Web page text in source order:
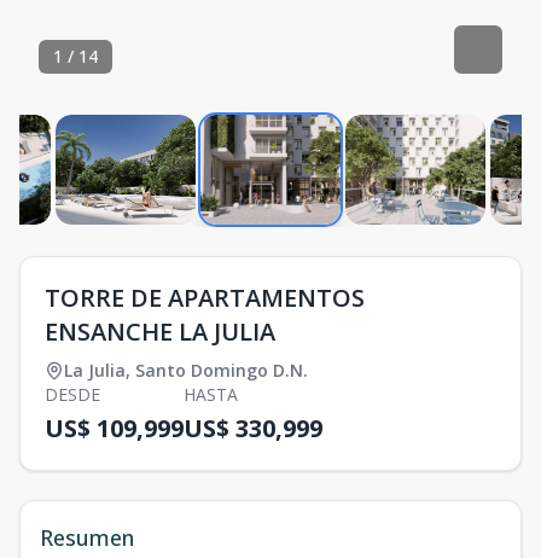
1 / 14
TORRE DE APARTAMENTOS
ENSANCHE LA JULIA
La Julia, Santo Domingo D.N.
DESDE
US$ 109,999
HASTA
US$ 330,999
Resumen